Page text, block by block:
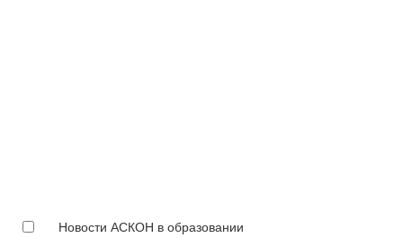
Новости АСКОН в образовании